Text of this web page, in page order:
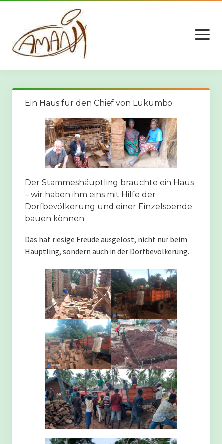
Menü
öffnen
Spenden – Wie?
Aktuell: “Unsere Schule” in Kilwa Kivinje
Die neue Mensa
Ein neuer Schlafsaal für die Schule
Lob für eine Schülerin
Der Einzugsbereich wächst.
Graduation
Förderkonzept
Munira Juma Mopo
Natasha Salum Kinaki
Ein Haus für den Chief von Lukumbo
Der Stammeshäuptling brauchte ein Haus
– wir haben ihm eins mit Hilfe der
Dorfbevölkerung und einer Einzelspende
bauen können.
Das hat riesige Freude ausgelöst, nicht nur beim
Häuptling, sondern auch in der Dorfbevölkerung.